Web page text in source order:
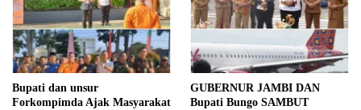
Bupati dan unsur
Forkompimda Ajak Masyarakat
GUBERNUR JAMBI DAN
Bupati Bungo SAMBUT